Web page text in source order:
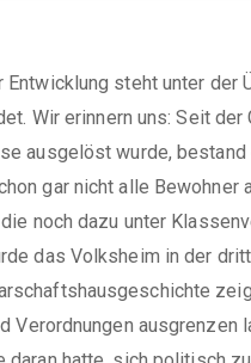
Entwicklung steht unter
Wir erinnern uns: Seit
ausgelöst wurde,
gar nicht alle
noch dazu unter
das Volksheim in der
Verordnungen